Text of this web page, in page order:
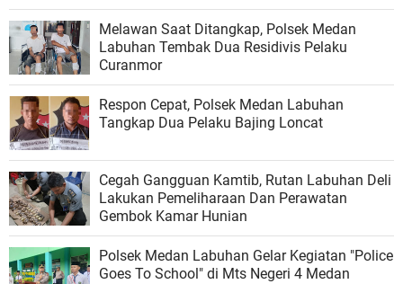
Melawan Saat Ditangkap, Polsek Medan
Labuhan Tembak Dua Residivis Pelaku
Curanmor
Respon Cepat, Polsek Medan Labuhan
Tangkap Dua Pelaku Bajing Loncat
Cegah Gangguan Kamtib, Rutan Labuhan Deli
Lakukan Pemeliharaan Dan Perawatan
Gembok Kamar Hunian
Polsek Medan Labuhan Gelar Kegiatan "Police
Goes To School" di Mts Negeri 4 Medan